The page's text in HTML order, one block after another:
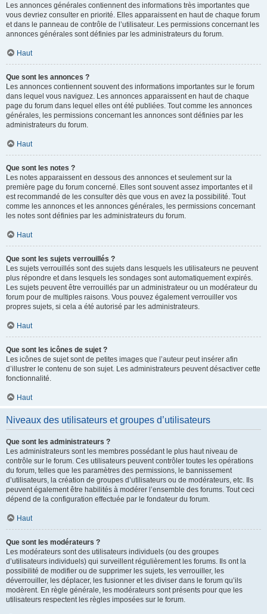
Les annonces générales contiennent des informations très importantes que
vous devriez consulter en priorité. Elles apparaissent en haut de chaque forum
et dans le panneau de contrôle de l’utilisateur. Les permissions concernant les
annonces générales sont définies par les administrateurs du forum.
Haut
Que sont les annonces ?
Les annonces contiennent souvent des informations importantes sur le forum
dans lequel vous naviguez. Les annonces apparaissent en haut de chaque
page du forum dans lequel elles ont été publiées. Tout comme les annonces
générales, les permissions concernant les annonces sont définies par les
administrateurs du forum.
Haut
Que sont les notes ?
Les notes apparaissent en dessous des annonces et seulement sur la
première page du forum concerné. Elles sont souvent assez importantes et il
est recommandé de les consulter dès que vous en avez la possibilité. Tout
comme les annonces et les annonces générales, les permissions concernant
les notes sont définies par les administrateurs du forum.
Haut
Que sont les sujets verrouillés ?
Les sujets verrouillés sont des sujets dans lesquels les utilisateurs ne peuvent
plus répondre et dans lesquels les sondages sont automatiquement expirés.
Les sujets peuvent être verrouillés par un administrateur ou un modérateur du
forum pour de multiples raisons. Vous pouvez également verrouiller vos
propres sujets, si cela a été autorisé par les administrateurs.
Haut
Que sont les icônes de sujet ?
Les icônes de sujet sont de petites images que l’auteur peut insérer afin
d’illustrer le contenu de son sujet. Les administrateurs peuvent désactiver cette
fonctionnalité.
Haut
Niveaux des utilisateurs et groupes d’utilisateurs
Que sont les administrateurs ?
Les administrateurs sont les membres possédant le plus haut niveau de
contrôle sur le forum. Ces utilisateurs peuvent contrôler toutes les opérations
du forum, telles que les paramètres des permissions, le bannissement
d’utilisateurs, la création de groupes d’utilisateurs ou de modérateurs, etc. Ils
peuvent également être habilités à modérer l’ensemble des forums. Tout ceci
dépend de la configuration effectuée par le fondateur du forum.
Haut
Que sont les modérateurs ?
Les modérateurs sont des utilisateurs individuels (ou des groupes
d’utilisateurs individuels) qui surveillent régulièrement les forums. Ils ont la
possibilité de modifier ou de supprimer les sujets, les verrouiller, les
déverrouiller, les déplacer, les fusionner et les diviser dans le forum qu’ils
modèrent. En règle générale, les modérateurs sont présents pour que les
utilisateurs respectent les règles imposées sur le forum.